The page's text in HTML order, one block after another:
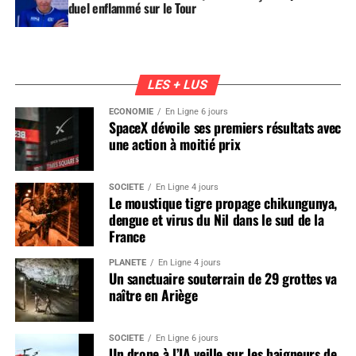
duel enflammé sur le Tour
LES + LUS
ÉCONOMIE En Ligne 6 jours
SpaceX dévoile ses premiers résultats avec
une action à moitié prix
SOCIÉTÉ En Ligne 4 jours
Le moustique tigre propage chikungunya,
dengue et virus du Nil dans le sud de la
France
PLANÈTE En Ligne 4 jours
Un sanctuaire souterrain de 29 grottes va
naître en Ariège
SOCIÉTÉ En Ligne 6 jours